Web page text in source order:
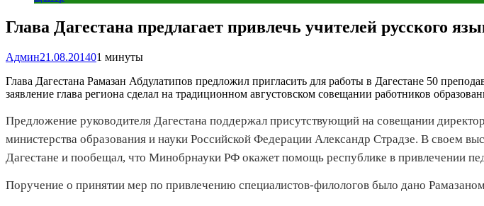
Глава Дагестана предлагает привлечь учителей русского
Админ21.08.201401 минуты
Глава Дагестана Рамазан Абдулатипов предложил пригласить для работы в Дагестане 50
заявление глава региона сделал на традиционном августовском совещании работников
Предложение руководителя Дагестана поддержал присутствующий на совещании
министерства образования и науки Российской Федерации Александр Страдзе. В своем
Дагестане и пообещал, что Минобрнауки РФ окажет помощь республике в привлечении
Поручение о принятии мер по привлечению специалистов-филологов было дано